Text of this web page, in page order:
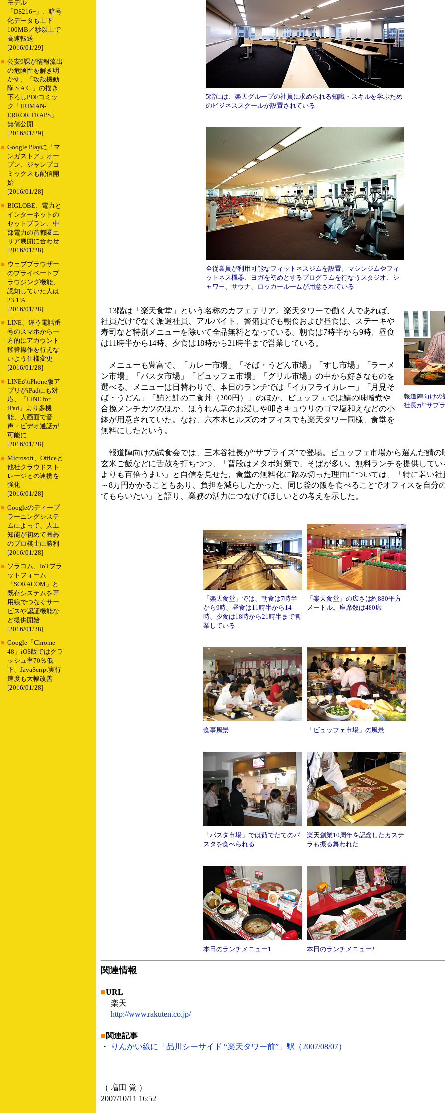
モデル
「DS216+」、暗号
化データも上下
100MB／秒以上で
高速転送
[2016/01/29]
■ 公安9課が情報流出
の危険性を解き明
かす、「攻殻機動
隊 S.A.C.」の描き
下ろしPDFコミッ
ク「HUMAN-
ERROR TRAPS」
無償公開
[2016/01/29]
■ Google Playに「マ
ンガストア」オー
プン、ジャンプコ
ミックスも配信開
始
[2016/01/28]
■ BIGLOBE、電力と
インターネットの
セットプラン、中
部電力の首都圏エ
リア展開に合わせ
[2016/01/28]
■ ウェブブラウザー
のプライベートブ
ラウジング機能、
認知していた人は
23.1％
[2016/01/28]
■ LINE、違う電話番
号のスマホから一
方的にアカウント
移管操作を行えな
いよう仕様変更
[2016/01/28]
■ LINEのiPhone版ア
プリがiPadにも対
応、「LINE for
iPad」より多機
能、大画面で音
声・ビデオ通話が
可能に
[2016/01/28]
■ Microsoft、Officeと
他社クラウドスト
レージとの連携を
強化
[2016/01/28]
■ Googleのディープ
ラーニングシステ
ムによって、人工
知能が初めて囲碁
のプロ棋士に勝利
[2016/01/28]
■ ソラコム、IoTプラ
ットフォーム
「SORACOM」と
既存システムを専
用線でつなぐサー
ビスや認証機能な
ど提供開始
[2016/01/28]
■ Google「Chrome
48」iOS版ではクラ
ッシュ率70％低
下、JavaScript実行
速度も大幅改善
[2016/01/28]
5階には、楽天グループの社員に求められる知識・スキルを学ぶため
のビジネススクールが設置されている
全従業員が利用可能なフィットネスジムを設置。マシンジムやフィ
ットネス機器、ヨガを初めとするプログラムを行なうスタジオ、シ
ャワー、サウナ、ロッカールームが用意されている
報道陣向けの
社長が“サプ
13階は「楽天食堂」という名称のカフェテリア。楽天タワーで働く人であれば、
社員だけでなく派遣社員、アルバイト、警備員でも朝食および昼食は、ステーキや
寿司など特別メニューを除いて全品無料となっている。朝食は7時半から9時、昼食
は11時半から14時、夕食は18時から21時半まで営業している。
メニューも豊富で、「カレー市場」「そば・うどん市場」「すし市場」「ラーメ
ン市場」「パスタ市場」「ビュッフェ市場」「グリル市場」の中から好きなものを
選べる。メニューは日替わりで、本日のランチでは「イカフライカレー」「月見そ
ば・うどん」「鮪と鮭の二食丼（200円）」のほか、ビュッフェでは鯖の味噌煮や
合挽メンチカツのほか、ほうれん草のお浸しや叩きキュウリのゴマ塩和えなどの小
鉢が用意されていた。なお、六本木ヒルズのオフィスでも楽天タワー同様、食堂を
無料にしたという。
報道陣向けの試食会では、三木谷社長が“サプライズ”で登場。ビュッフェ市場から選んだ鯖の
玄米ご飯などに舌鼓を打ちつつ、「普段はメタボ対策で、そばが多い。無料ランチを提供してい
よりも百倍うまい」と自信を見せた。食堂の無料化に踏み切った理由については、「特に若い社
～8万円かかることもあり、負担を減らしたかった。同じ釜の飯を食べることでオフィスを自分
てもらいたい」と語り、業務の活力につなげてほしいとの考えを示した。
「楽天食堂」では、朝食は7時半
から9時、昼食は11時半から14
時、夕食は18時から21時半まで営
業している
「楽天食堂」の広さは約880平方
メートル。座席数は480席
食事風景 「ビュッフェ市場」の風景
「パスタ市場」では茹でたてのパ
スタを食べられる
楽天創業10周年を記念したカステ
ラも振る舞われた
本日のランチメニュー1 本日のランチメニュー2
関連情報
■URL
楽天
http://www.rakuten.co.jp/
■関連記事
・
りんかい線に「品川シーサイド “楽天タワー前”」駅（2007/08/07）
（ 増田 覚 ）
2007/10/11 16:52